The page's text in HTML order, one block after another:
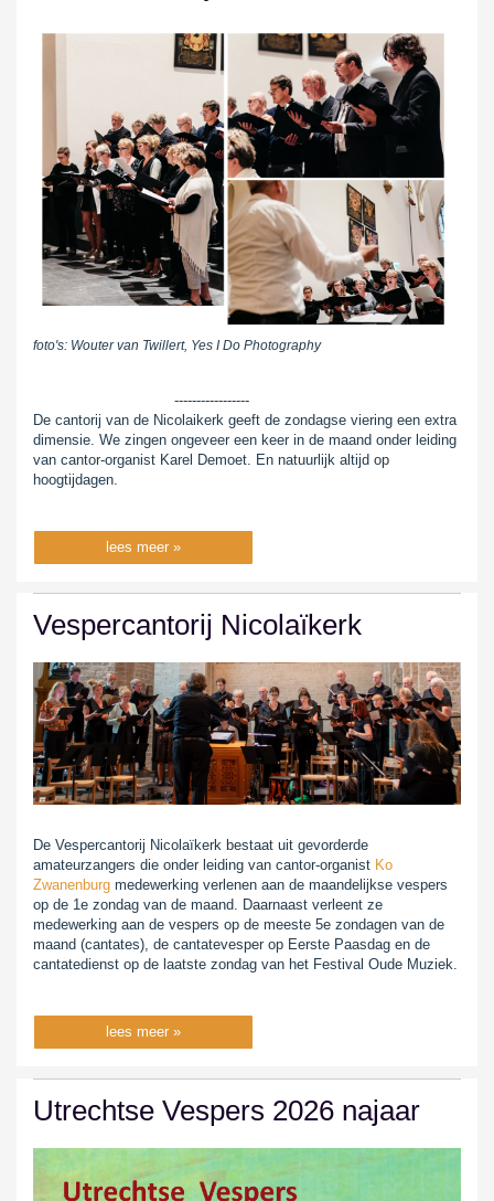
foto's: Wouter van Twillert, Yes I Do Photography
-----------------
De cantorij van de Nicolaikerk geeft de zondagse viering een extra
dimensie. We zingen ongeveer een keer in de maand onder leiding
van cantor-organist Karel Demoet. En natuurlijk altijd op
hoogtijdagen.
lees meer »
Vespercantorij Nicolaïkerk
De Vespercantorij Nicolaïkerk bestaat uit gevorderde
amateurzangers die onder leiding van cantor-organist Ko
Zwanenburg medewerking verlenen aan de maandelijkse vespers
op de 1e zondag van de maand. Daarnaast verleent ze
medewerking aan de vespers op de meeste 5e zondagen van de
maand (cantates), de cantatevesper op Eerste Paasdag en de
cantatedienst op de laatste zondag van het Festival Oude Muziek.
lees meer »
Utrechtse Vespers 2026 najaar